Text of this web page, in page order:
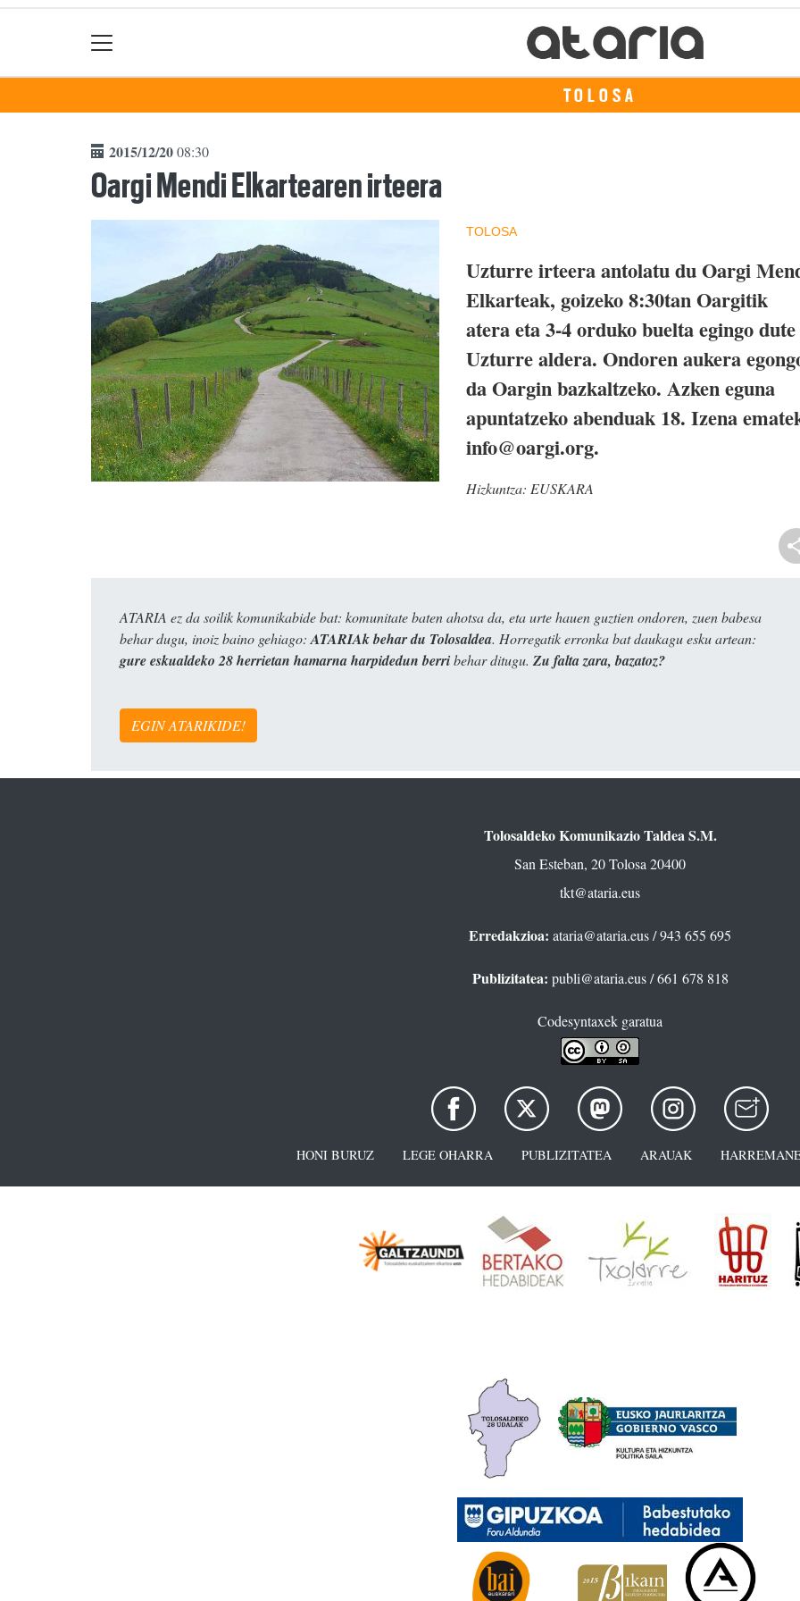
TOLOSA
2015/12/2008:30
Oargi Mendi Elkartearen irteera
TOLOSA
Uzturre irteera antolatu du Oargi
Elkarteak, goizeko 8:30tan Oargitik
atera eta 3-4 orduko buelta egingo dute
Uzturre aldera. Ondoren aukera
da Oargin bazkaltzeko. Azken eguna
apuntatzeko abenduak 18. Izena
info@oargi.org.
Hizkuntza: EUSKARA
ATARIA ez da soilik komunikabide bat: komunitate baten ahotsa da, eta urte hauen guztien ondoren, zuen babesa
behar dugu, inoiz baino gehiago: ATARIAk behar du Tolosaldea. Horregatik erronka bat daukagu esku artean:
gure eskualdeko 28 herrietan hamarna harpidedun berribehar ditugu. Zu falta zara, bazatoz?
EGIN ATARIKIDE!
Tolosaldeko Komunikazio Taldea S.M.
San Esteban, 20 Tolosa 20400
tkt@ataria.eus
Erredakzioa: ataria@ataria.eus/ 943 655 695
Publizitatea: publi@ataria.eus/ 661 678 818
Codesyntaxek garatua
HONI BURUZ LEGE OHARRA PUBLIZITATEA ARAUAK